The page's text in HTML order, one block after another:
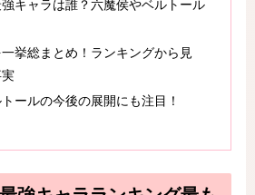
強キャラは誰？六魔侯やベルトール
挙総まとめ！ランキングから見
ールの今後の展開にも注目！